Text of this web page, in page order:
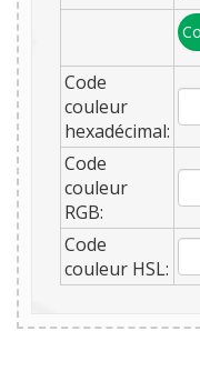
Code
couleur
hexadécimal:
Code
couleur
RGB:
Code
couleur HSL: